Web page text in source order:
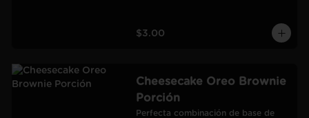
$3.00
Cheesecake Oreo Brownie
Porción
Perfecta combinación de base de